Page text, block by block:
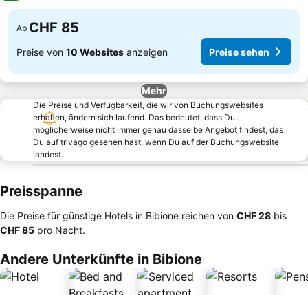
Ab CHF 85
Preise von 10 Websites anzeigen Preise sehen
Mehr
Die Preise und Verfügbarkeit, die wir von Buchungswebsites
erhalten, ändern sich laufend. Das bedeutet, dass Du
möglicherweise nicht immer genau dasselbe Angebot findest, das
Du auf trivago gesehen hast, wenn Du auf der Buchungswebsite
landest.
Preisspanne
Die Preise für günstige Hotels in Bibione reichen von ‎CHF 28 bis
‎CHF 85 pro Nacht.
Andere Unterkünfte in Bibione